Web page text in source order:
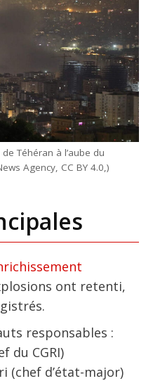
Téhéran à l’aube du
Agency, CC BY 4.0,)
ont retenti,
responsables :
du CGRI)
(chef d’état-major)